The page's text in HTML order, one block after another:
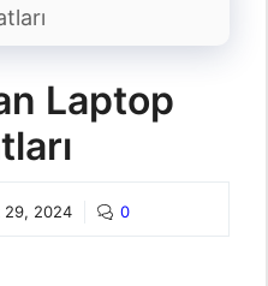
Laptop
29, 2024 0